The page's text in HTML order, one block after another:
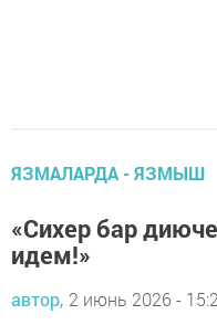
ЯЗМАЛАРДА - ЯЗМЫШ
«Сихер бар
идем!»
автор, 2 июнь 2026 -